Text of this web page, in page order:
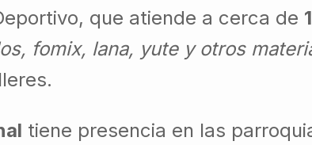
que atiende a cerca de
fomix, lana, yute y otros
tiene presencia en las